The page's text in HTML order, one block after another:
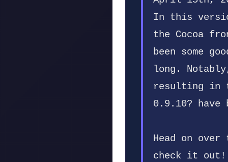
In this
the Cocoa
been some
long.
resulting in
0.9.10? have
Head on over
check it out!